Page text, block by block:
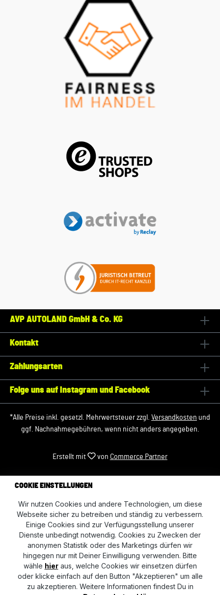
AVP AUTOLAND GmbH & Co. KG
Kontakt
Zahlungsarten
Folge uns auf Instagram und Facebook
*Alle Preise inkl. gesetzl. Mehrwertsteuer zzgl. Versandkosten und
ggf. Nachnahmegebühren, wenn nicht anders angegeben.
Erstellt mit von Commerce Partner
COOKIE EINSTELLUNGEN
Wir nutzen Cookies und andere Technologien, um diese
Webseite sicher zu betreiben und ständig zu verbessern.
Einige Cookies sind zur Verfügungsstellung unserer
Dienste unbedingt notwendig. Cookies zu Zwecken der
anonymen Statistik oder des Marketings dürfen wir
hingegen nur mit Deiner Einwilligung verwenden. Bitte
wähle hieraus, welche Cookies wir einsetzen dürfen
oder klicke einfach auf den Button "Akzeptieren" um alle
zu akzeptieren. Weitere Informationen findest Du in